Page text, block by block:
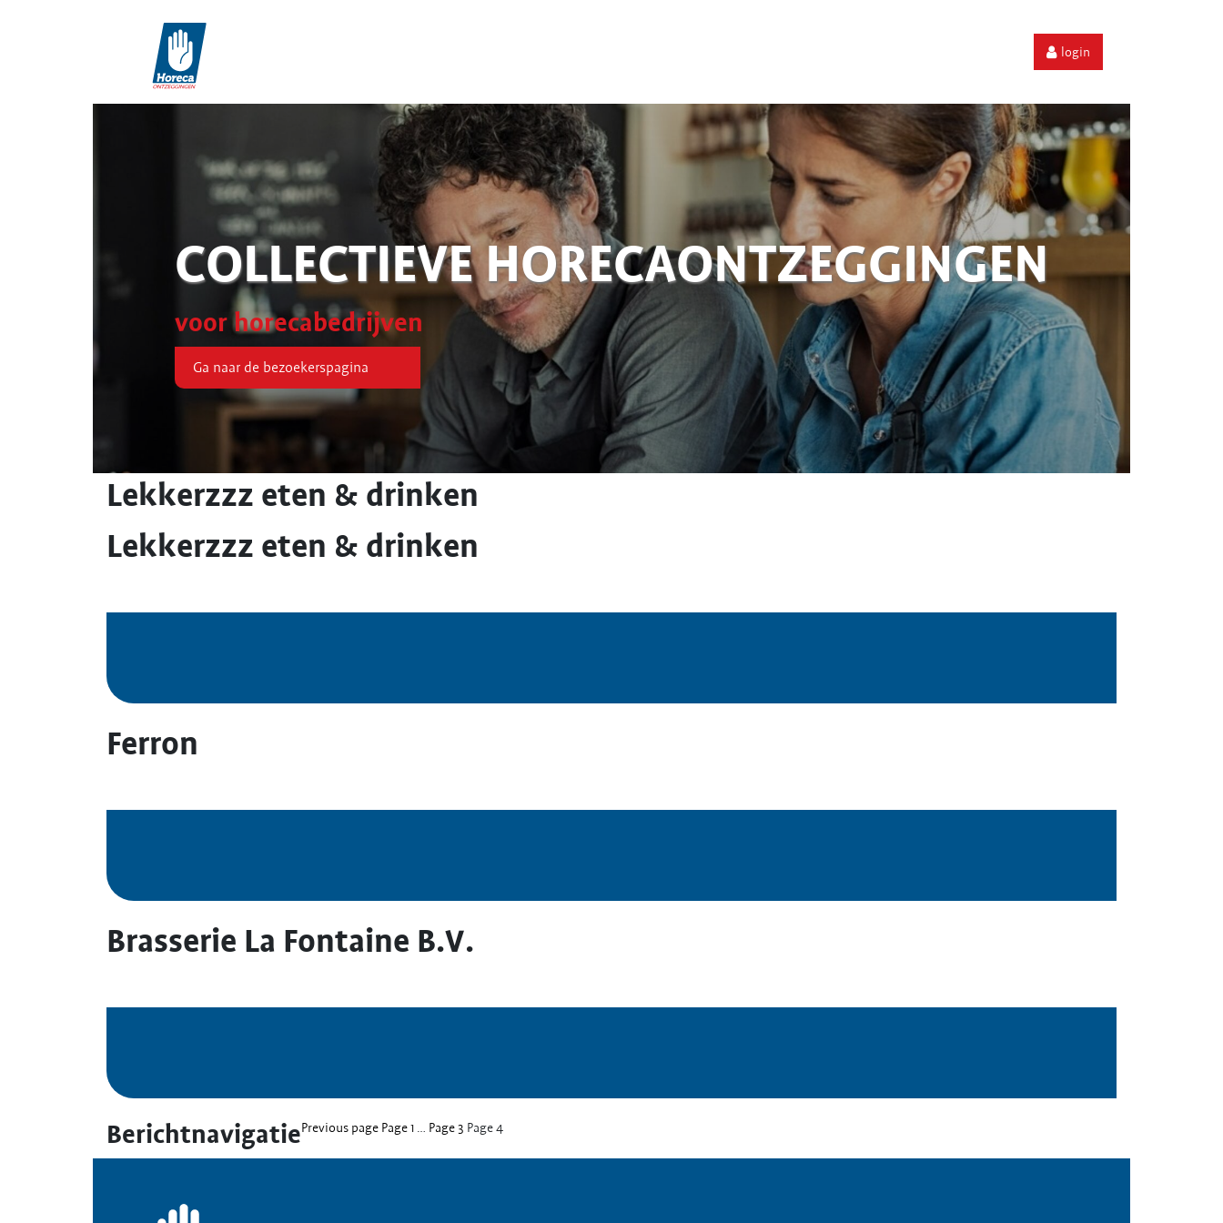
login
COLLECTIEVE HORECAONTZEGGINGEN
voor horecabedrijven
Ga naar de bezoekerspagina
Lekkerzzz eten & drinken
Lekkerzzz eten & drinken
Ferron
Brasserie La Fontaine B.V.
BerichtnavigatiePrevious page Page1 … Page3 Page4